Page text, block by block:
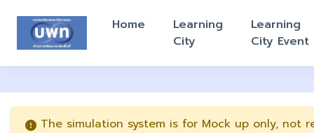
Home
Learning
City
Learning
City Event
The simulation system is for Mock up only, not